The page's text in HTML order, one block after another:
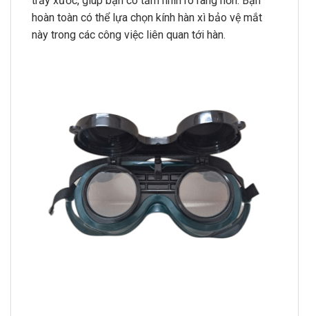
hoàn toàn có thể lựa chọn kính hàn xì bảo vệ mắt
này trong các công việc liên quan tới hàn.